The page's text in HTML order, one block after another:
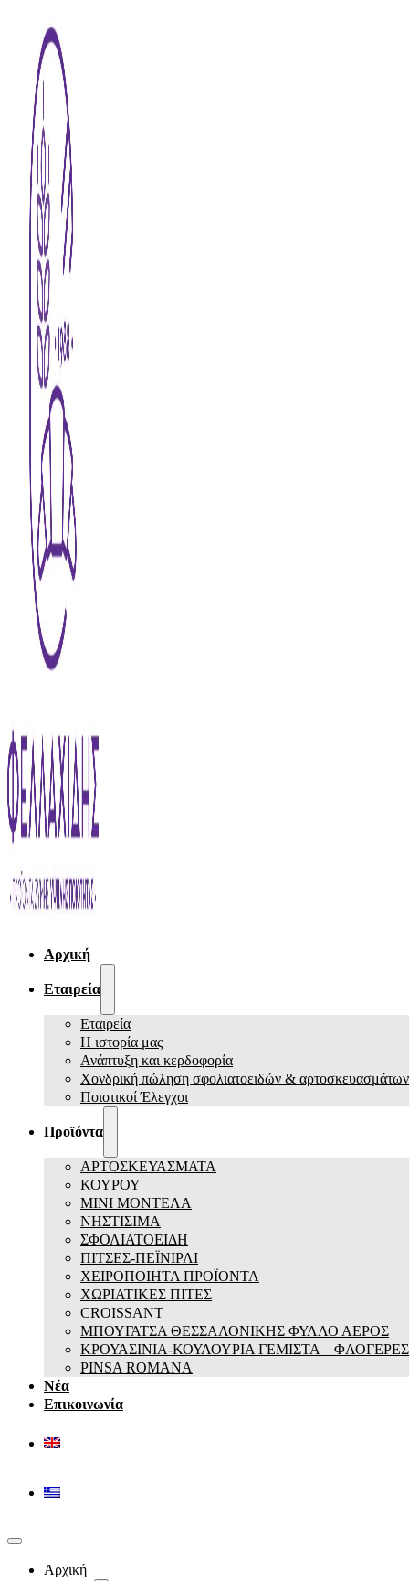
Αρχική
Εταιρεία
Εταιρεία
Η ιστορία μας
Ανάπτυξη και κερδοφορία
Χονδρική πώληση σφολιατοειδών & αρτοσκευασμάτων
Ποιοτικοί Έλεγχοι
Προϊόντα
ΑΡΤΟΣΚΕΥΑΣΜΑΤΑ
ΚΟΥΡΟΥ
ΜΙΝΙ ΜΟΝΤΕΛΑ
ΝΗΣΤΙΣΙΜΑ
ΣΦΟΛΙΑΤΟΕΙΔΗ
ΠΙΤΣΕΣ-ΠΕΪΝΙΡΛΙ
ΧΕΙΡΟΠΟΙΗΤΑ ΠΡΟΪΟΝΤΑ
ΧΩΡΙΑΤΙΚΕΣ ΠΙΤΕΣ
CROISSANT
ΜΠΟΥΓΑΤΣΑ ΘΕΣΣΑΛΟΝΙΚΗΣ ΦΥΛΛΟ ΑΕΡΟΣ
ΚΡΟΥΑΣΙΝΙΑ-ΚΟΥΛΟΥΡΙΑ ΓΕΜΙΣΤΑ – ΦΛΟΓΕΡΕΣ
PINSA ROMANA
Νέα
Επικοινωνία
Αρχική